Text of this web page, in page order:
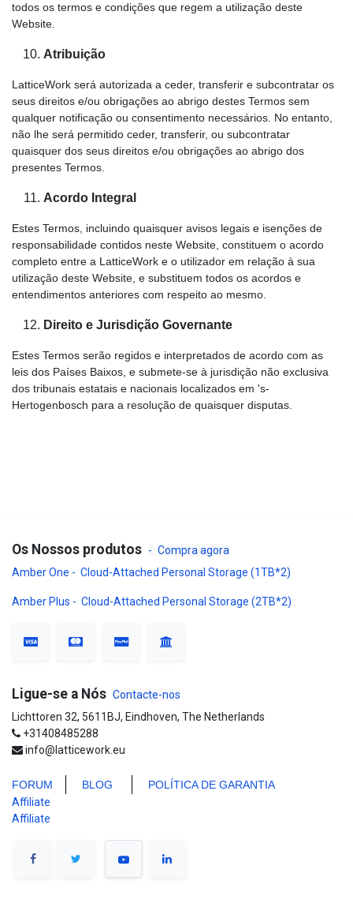
todos os termos e condições que regem a utilização deste
Website.
Atribuição
LatticeWork será autorizada a ceder, transferir e subcontratar os
seus direitos e/ou obrigações ao abrigo destes Termos sem
qualquer notificação ou consentimento necessários. No entanto,
não lhe será permitido ceder, transferir, ou subcontratar
quaisquer dos seus direitos e/ou obrigações ao abrigo dos
presentes Termos.
Acordo Integral
Estes Termos, incluindo quaisquer avisos legais e isenções de
responsabilidade contidos neste Website, constituem o acordo
completo entre a LatticeWork e o utilizador em relação à sua
utilização deste Website, e substituem todos os acordos e
entendimentos anteriores com respeito ao mesmo.
Direito e Jurisdição Governante
Estes Termos serão regidos e interpretados de acordo com as
leis dos Países Baixos, e submete-se à jurisdição não exclusiva
dos tribunais estatais e nacionais localizados em 's-
Hertogenbosch para a resolução de quaisquer disputas.
Os Nossos produtos - Compra agora
Amber One - Cloud-Attached Personal Storage (1TB*2)
Amber Plus - Cloud-Attached Personal Storage (2TB*2)
Ligue-se a Nós Contacte-nos
Lichttoren 32, 5611BJ, Eindhoven, The Netherlands
+31408485288
info@latticework.eu
FORUM BLOG
POLÍTICA DE GARANTIA
Affiliate
Affiliate